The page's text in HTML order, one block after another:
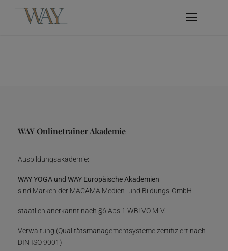
WAY Onlinetrainer Akademie
Ausbildungsakademie:
WAY YOGA und WAY Europäische Akademien
sind Marken der MACAMA Medien- und Bildungs-GmbH
staatlich anerkannt nach §6 Abs.1 WBLVO M-V.
Verwaltung (Qualitätsmanagementsysteme zertifiziert nach
DIN ISO 9001)